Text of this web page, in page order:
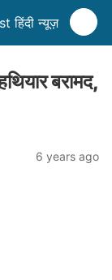
न्यूज़
बरामद,
6 years ago